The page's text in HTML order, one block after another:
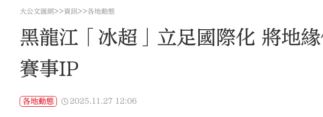
大公文匯網>>資訊>>各地動態
黑龍江「冰超」立足國際化 將地
賽事IP
各地動態 2025.11.27 12:06